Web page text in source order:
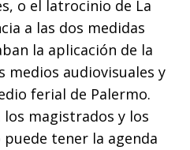
o el latrocinio de La
a las dos medidas
la aplicación de la
medios audiovisuales y
ferial de Palermo.
magistrados y los
puede tener la agenda